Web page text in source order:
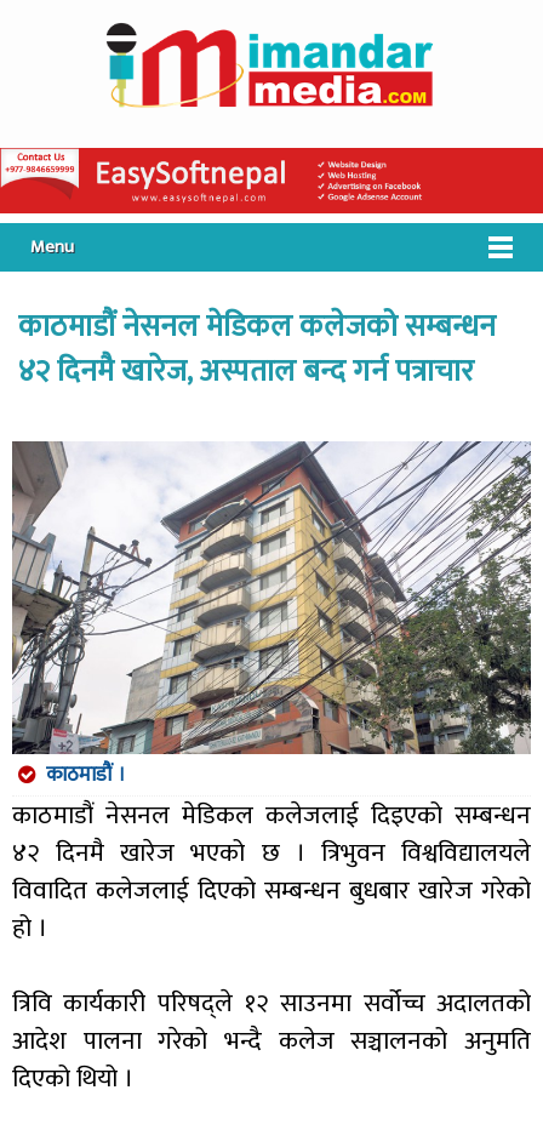
Menu
काठमाडौं नेसनल मेडिकल कलेजको सम्बन्धन
४२ दिनमै खारेज, अस्पताल बन्द गर्न पत्राचार
काठमाडौं ।
काठमाडौं नेसनल मेडिकल कलेजलाई दिइएको सम्बन्धन
४२ दिनमै खारेज भएको छ । त्रिभुवन विश्वविद्यालयले
विवादित कलेजलाई दिएको सम्बन्धन बुधबार खारेज गरेको
हो ।
त्रिवि कार्यकारी परिषद्ले १२ साउनमा सर्वोच्च अदालतको
आदेश पालना गरेको भन्दै कलेज सञ्चालनको अनुमति
दिएको थियो ।